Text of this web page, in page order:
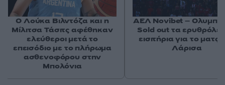
Ο Λούκα Βιλντόζα και η
Μίλιτσα Τάσιτς αφέθηκαν
ελεύθεροι μετά το
επεισόδιο με το πλήρωμα
ασθενοφόρου στην
Μπολόνια
ΑΕΛ Novibet –
Sold out τα
εισιτήρια για το ματς
Λάρισα